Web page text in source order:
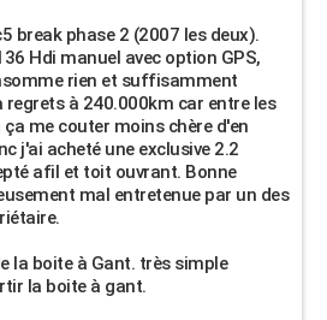
break phase 2 (2007 les deux).
Hdi manuel avec option GPS,
rien et suffisamment
à 240.000km car entre les
me couter moins chère d'en
j'ai acheté une exclusive 2.2
afil et toit ouvrant. Bonne
mal entretenue par un des
la boite à Gant. très simple
la boite à gant.